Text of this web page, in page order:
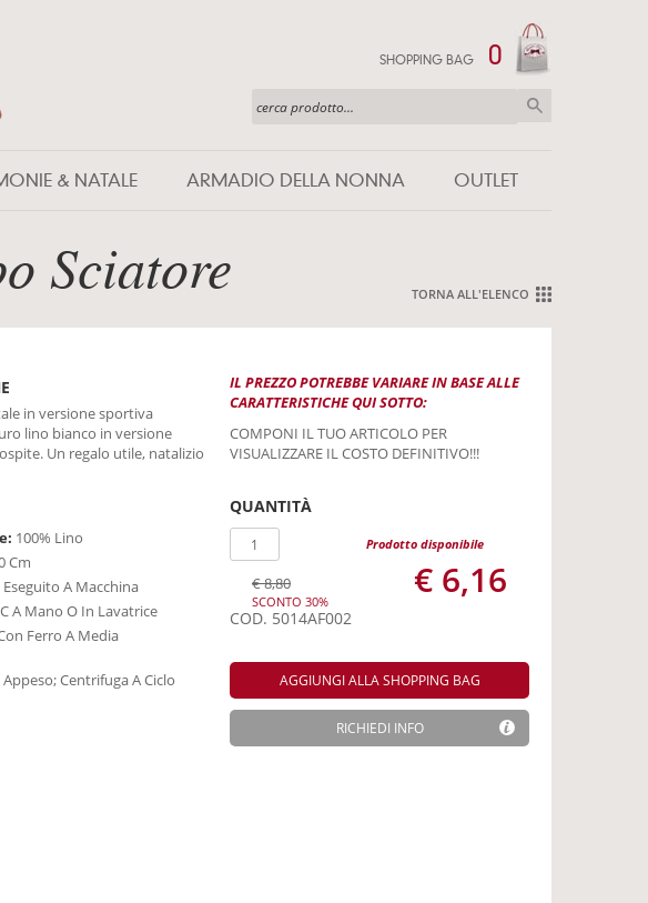
& NATALE ARMADIO DELLA NONNA OUTLET
SHOPPING BAG 0
Sciatore TORNA ALL'ELENCO
in versione sportiva
lino bianco in versione
Un regalo utile, natalizio
100% Lino
Cm
Eseguito A Macchina
A Mano O In Lavatrice
Ferro A Media
Appeso; Centrifuga A Ciclo
IL PREZZO POTREBBE VARIARE IN BASE ALLE
CARATTERISTICHE QUI SOTTO:
COMPONI IL TUO ARTICOLO PER
VISUALIZZARE IL COSTO DEFINITIVO!!!
QUANTITÀ
Prodotto disponibile
€ 8,80
SCONTO 30% € 6,16
COD. 5014AF002
AGGIUNGI ALLA SHOPPING BAG
RICHIEDI INFO